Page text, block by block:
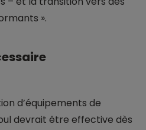
».
d’équipements de
devrait être effective dès